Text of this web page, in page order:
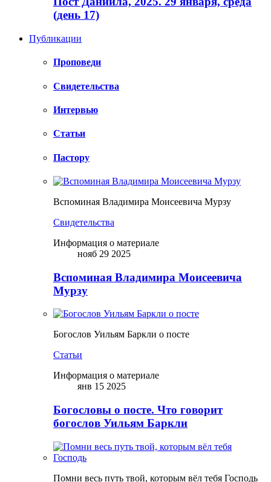
(день 17)
Публикации
Проповеди
Свидетельства
Интервью
Статьи
Пастору
Вспоминая Владимира Моисеевича Мурзу
Свидетельства
Информация о материале
нояб 29 2025
Вспоминая Владимира Моисеевича
Мурзу
Богослов Уильям Баркли о посте
Статьи
Информация о материале
янв 15 2025
Богословы о посте. Что говорит
богослов Уильям Баркли
Помни весь путь твой, которым вёл тебя Господь